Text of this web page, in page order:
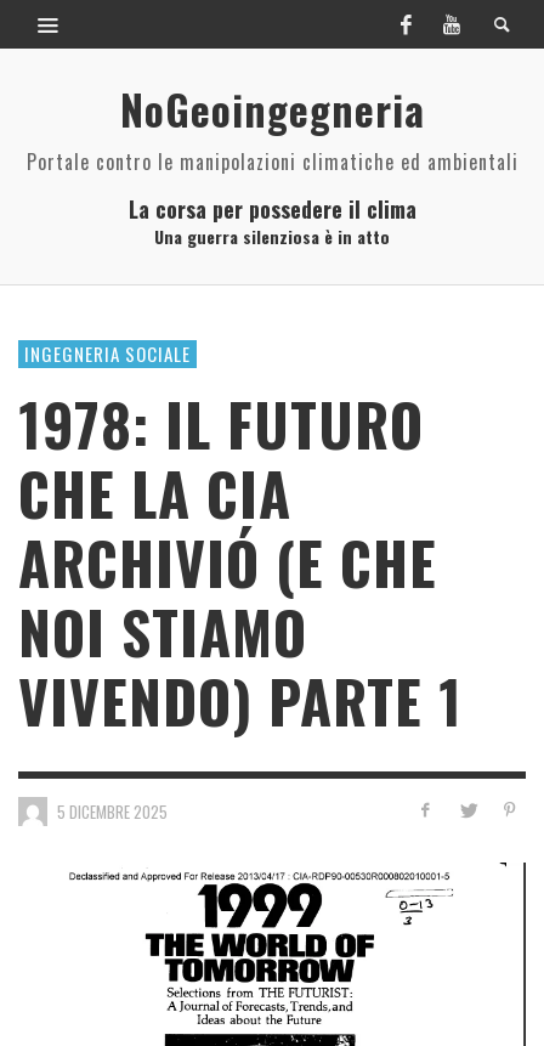
NoGeoingegneria
Portale contro le manipolazioni climatiche ed ambientali
La corsa per possedere il clima
Una guerra silenziosa è in atto
INGEGNERIA SOCIALE
1978: IL FUTURO
CHE LA CIA
ARCHIVIÓ (E CHE
NOI STIAMO
VIVENDO) PARTE 1
5 DICEMBRE 2025